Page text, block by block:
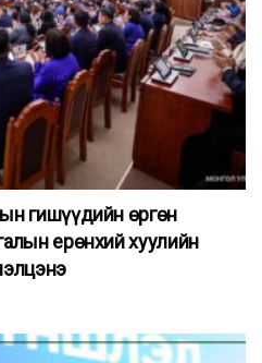
гишүүдийн өргөн
ерөнхий хуулийн